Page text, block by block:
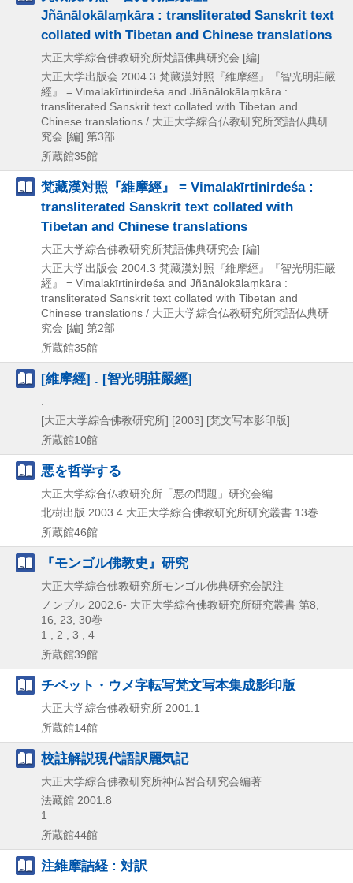
Jñānālokālaṃkāra : transliterated Sanskrit text
collated with Tibetan and Chinese translations
大正大学綜合佛教研究所梵語佛典研究会 [編]
大正大学出版会 2004.3 梵藏漢対照『維摩經』『智光明莊嚴
經』 = Vimalakīrtinirdeśa and Jñānālokālaṃkāra :
transliterated Sanskrit text collated with Tibetan and
Chinese translations / 大正大学綜合仏教研究所梵語仏典研
究会 [編] 第3部
所蔵館35館
梵藏漢対照『維摩經』 = Vimalakīrtinirdeśa :
transliterated Sanskrit text collated with
Tibetan and Chinese translations
大正大学綜合佛教研究所梵語佛典研究会 [編]
大正大学出版会 2004.3 梵藏漢対照『維摩經』『智光明莊嚴
經』 = Vimalakīrtinirdeśa and Jñānālokālaṃkāra :
transliterated Sanskrit text collated with Tibetan and
Chinese translations / 大正大学綜合仏教研究所梵語仏典研
究会 [編] 第2部
所蔵館35館
[維摩經] . [智光明莊嚴經]
[大正大学綜合佛教研究所] [2003] [梵文写本影印版]
所蔵館10館
悪を哲学する
大正大学綜合仏教研究所「悪の問題」研究会編
北樹出版 2003.4 大正大学綜合佛教研究所研究叢書 13巻
所蔵館46館
『モンゴル佛教史』研究
大正大学綜合佛教研究所モンゴル佛典研究会訳注
ノンブル 2002.6- 大正大学綜合佛教研究所研究叢書 第8,
16,
23, 30巻
1 , 2 , 3 , 4
所蔵館39館
チベット・ウメ字転写梵文写本集成影印版
大正大学綜合佛教研究所 2001.1
所蔵館14館
校註解説現代語訳麗気記
大正大学綜合佛教研究所神仏習合研究会編著
法藏館 2001.8
1
所蔵館44館
注維摩詰経 : 対訳